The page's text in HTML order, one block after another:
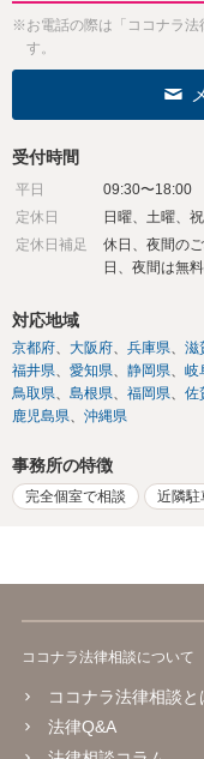
※お電話の際は「ココナラ法
す。
受付時間
平日
09:30〜18:00
定休日
日曜、土曜、
定休日補足
休日、夜間の
日、夜間は無
対応地域
京都府 大阪府 兵庫県 滋
福井県
愛知県 静岡県 岐
鳥取県
島根県 福岡県 佐
鹿児島県
沖縄県
事務所の特徴
完全個室で相談 近隣駐
ココナラ法律相談について
ココナラ法律相談と
法律Q&A